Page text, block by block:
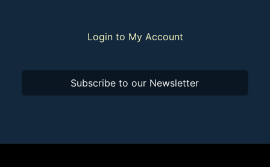
Login to My Account
Subscribe to our Newsletter